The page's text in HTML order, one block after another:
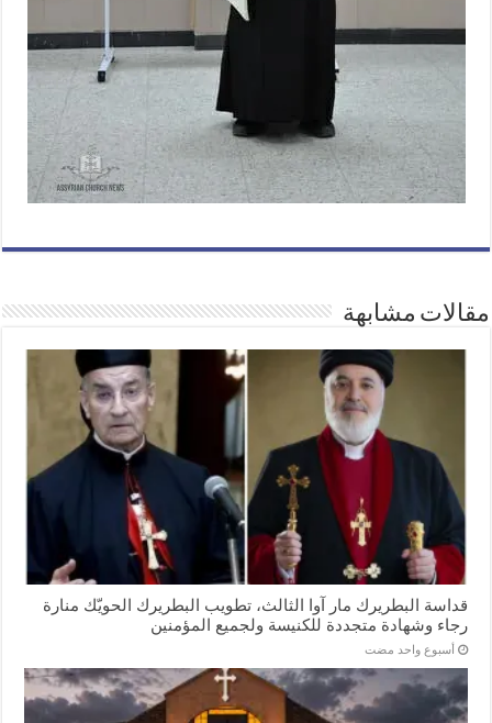
مقالات مشابهة
قداسة البطريرك مار آوا الثالث، تطويب البطريرك الحويّك منارة
رجاء وشهادة متجددة للكنيسة ولجميع المؤمنين
‏أسبوع واحد مضت